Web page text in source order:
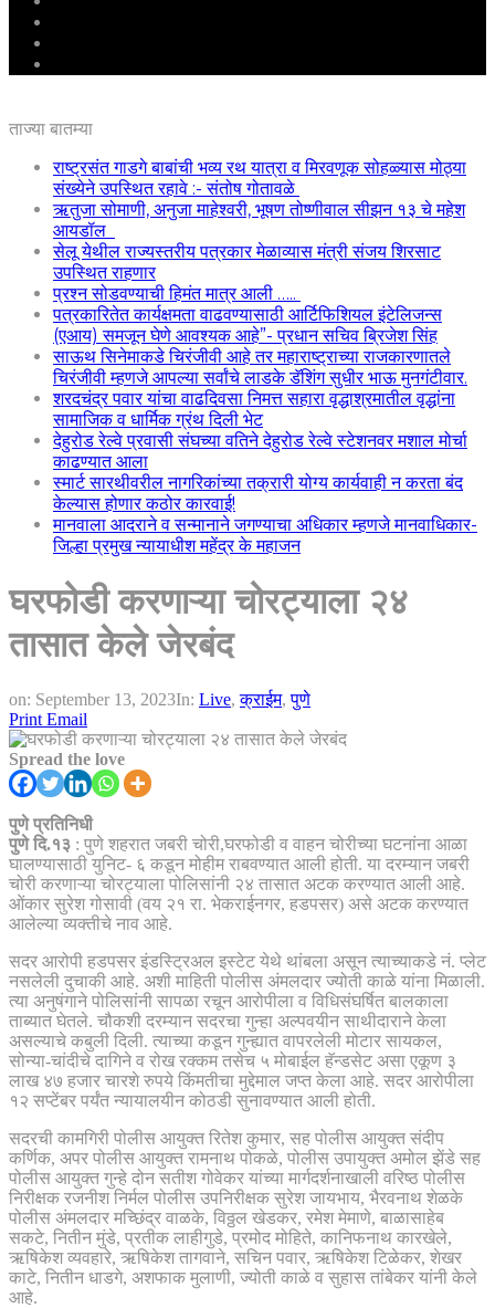
ताज्या बातम्या
राष्ट्रसंत गाडगे बाबांची भव्य रथ यात्रा व मिरवणूक सोहळ्यास मोठ्या
संख्येने उपस्थित रहावे :- संतोष गोतावळे
ऋतुजा सोमाणी, अनुजा माहेश्वरी, भूषण तोष्णीवाल सीझन १३ चे महेश
आयडॉल
सेलू येथील राज्यस्तरीय पत्रकार मेळाव्यास मंत्री संजय शिरसाट
उपस्थित राहणार
प्रश्न सोडवण्याची हिमंत मात्र आली …..
पत्रकारितेत कार्यक्षमता वाढवण्यासाठी आर्टिफिशियल इंटेलिजन्स
(एआय) समजून घेणे आवश्यक आहे”- प्रधान सचिव ब्रिजेश सिंह
साऊथ सिनेमाकडे चिरंजीवी आहे तर महाराष्ट्राच्या राजकारणातले
चिरंजीवी म्हणजे आपल्या सर्वांचे लाडके डॅशिंग सुधीर भाऊ मुनगंटीवार.
शरदचंद्र पवार यांचा वाढदिवसा निमत्त सहारा वृद्धाश्रमातील वृद्धांना
सामाजिक व धार्मिक ग्रंथ दिली भेट
देहुरोड रेल्वे प्रवासी संघच्या वतिने देहुरोड रेल्वे स्टेशनवर मशाल मोर्चा
काढण्यात आला
स्मार्ट सारथीवरील नागरिकांच्या तक्रारी योग्य कार्यवाही न करता बंद
केल्यास होणार कठोर कारवाई!
मानवाला आदराने व सन्मानाने जगण्याचा अधिकार म्हणजे मानवाधिकार-
जिल्हा प्रमुख न्यायाधीश महेंद्र के महाजन
घरफोडी करणाऱ्या चोरट्याला २४
तासात केले जेरबंद
on: September 13, 2023In: Live,क्राईम,पुणे
Print Email
Spread the love
पुणे प्रतिनिधी
पुणे दि.१३ : पुणे शहरात जबरी चोरी,घरफोडी व वाहन चोरीच्या घटनांना आळा
घालण्यासाठी युनिट- ६ कडून मोहीम राबवण्यात आली होती. या दरम्यान जबरी
चोरी करणाऱ्या चोरट्याला पोलिसांनी २४ तासात अटक करण्यात आली आहे.
ओंकार सुरेश गोसावी (वय २१ रा. भेकराईनगर, हडपसर) असे अटक करण्यात
आलेल्या व्यक्तीचे नाव आहे.
सदर आरोपी हडपसर इंडस्ट्रिअल इस्टेट येथे थांबला असून त्याच्याकडे नं. प्लेट
नसलेली दुचाकी आहे. अशी माहिती पोलीस अंमलदार ज्योती काळे यांना मिळाली.
त्या अनुषंगाने पोलिसांनी सापळा रचून आरोपीला व विधिसंघर्षित बालकाला
ताब्यात घेतले. चौकशी दरम्यान सदरचा गुन्हा अल्पवयीन साथीदाराने केला
असल्याचे कबुली दिली. त्याच्या कडून गुन्ह्यात वापरलेली मोटार सायकल,
सोन्या-चांदीचे दागिने व रोख रक्कम तसेच ५ मोबाईल हॅन्डसेट असा एकूण ३
लाख ४७ हजार चारशे रुपये किंमतीचा मुद्देमाल जप्त केला आहे. सदर आरोपीला
१२ सप्टेंबर पर्यंत न्यायालयीन कोठडी सुनावण्यात आली होती.
सदरची कामगिरी पोलीस आयुक्त रितेश कुमार, सह पोलीस आयुक्त संदीप
कर्णिक, अपर पोलीस आयुक्त रामनाथ पोकळे, पोलीस उपायुक्त अमोल झेंडे सह
पोलीस आयुक्त गुन्हे दोन सतीश गोवेकर यांच्या मार्गदर्शनाखाली वरिष्ठ पोलीस
निरीक्षक रजनीश निर्मल पोलीस उपनिरीक्षक सुरेश जायभाय, भैरवनाथ शेळके
पोलीस अंमलदार मच्छिंद्र वाळके, विठ्ठल खेडकर, रमेश मेमाणे, बाळासाहेब
सकटे, नितीन मुंडे, प्रतीक लाहीगुडे, प्रमोद मोहिते, कानिफनाथ कारखेले,
ऋषिकेश व्यवहारे, ऋषिकेश तागवाने, सचिन पवार, ऋषिकेश टिळेकर, शेखर
काटे, नितीन धाडगे, अशफाक मुलाणी, ज्योती काळे व सुहास तांबेकर यांनी केले
आहे.